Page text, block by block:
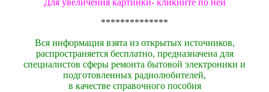
Для увеличения картинки- кликните по ней
**************
Вся информация взята из открытых источников,
распространяется бесплатно, предназначена для
специалистов сферы ремонта бытовой электроники и
подготовленных радиолюбителей,
в качестве справочного пособия